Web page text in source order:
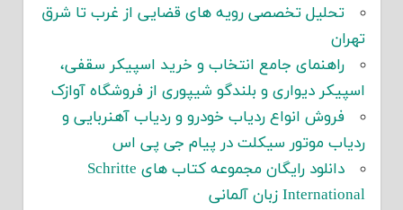
تحلیل تخصصی رویه های قضایی از غرب تا شرق
تهران
راهنمای جامع انتخاب و خرید اسپیکر سقفی،
اسپیکر دیواری و بلندگو شیپوری از فروشگاه آوازک
فروش انواع ردیاب خودرو و ردیاب آهنربایی و
ردیاب موتور سیکلت در پیام جی پی اس
دانلود رایگان مجموعه کتاب های Schritte
International زبان آلمانی